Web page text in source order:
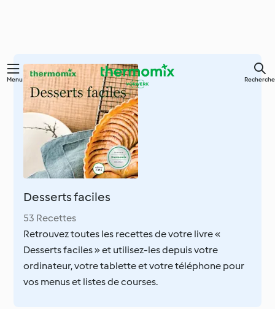
Skip
content
Menu Recherche
Desserts faciles
53 Recettes
Retrouvez toutes les recettes de votre livre «
Desserts faciles » et utilisez-les depuis votre
ordinateur, votre tablette et votre téléphone pour
vos menus et listes de courses.